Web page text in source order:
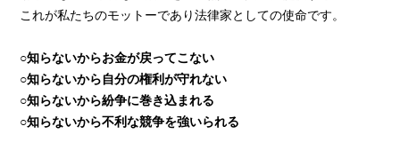
これが私たちのモットーであり法律家としての使命です。
○知らないからお金が戻ってこない
○知らないから自分の権利が守れない
○知らないから紛争に巻き込まれる
○知らないから不利な競争を強いられる